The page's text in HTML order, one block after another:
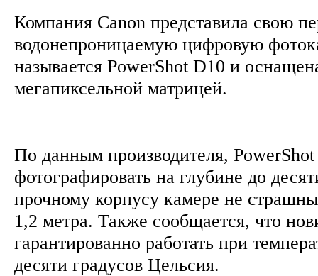
Компания Canon представила свою
водонепроницаемую цифровую
называется PowerShot D10 и
мегапиксельной матрицей.
По данным производителя,
фотографировать на глубине до
прочному корпусу камере не
1,2 метра. Также сообщается, что
гарантированно работать при
десяти градусов Цельсия.